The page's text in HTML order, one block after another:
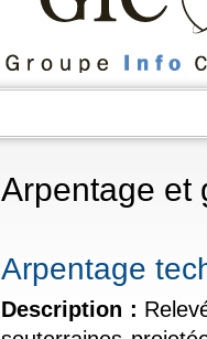
Arpentage et
Arpentage
Description :